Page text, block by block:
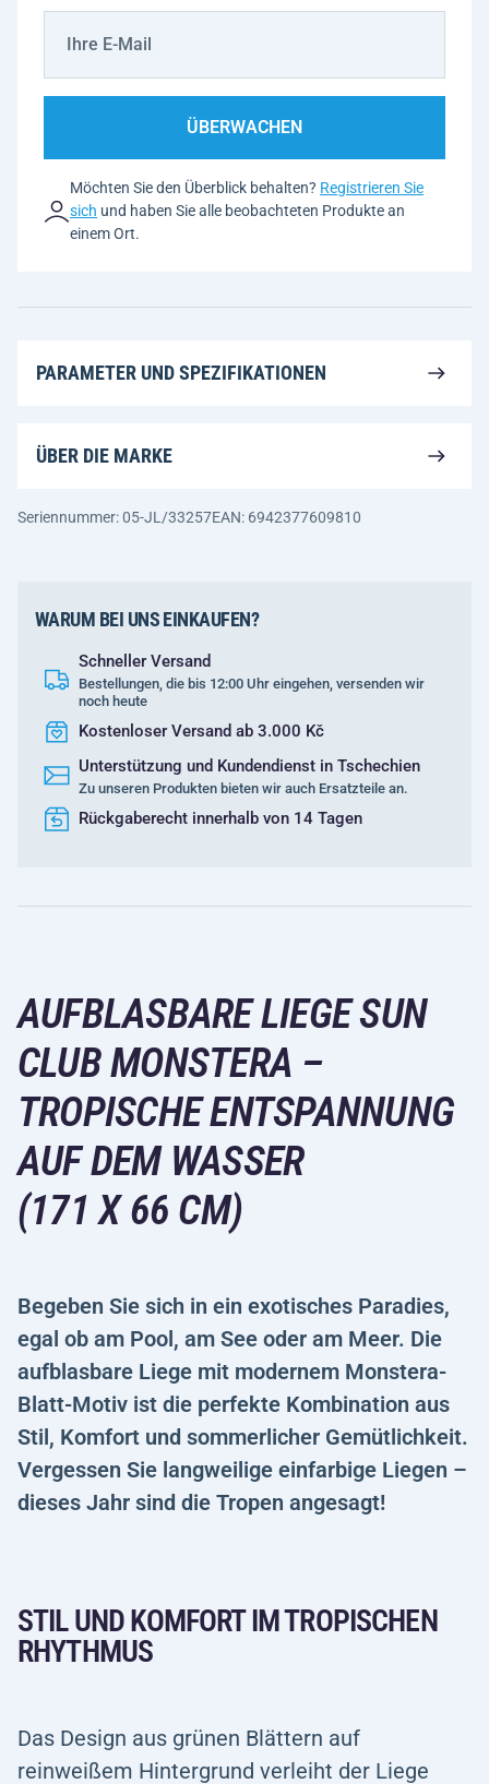
ÜBERWACHEN
Möchten Sie den Überblick behalten? Registrieren Sie
sich und haben Sie alle beobachteten Produkte an
einem Ort.
PARAMETER UND SPEZIFIKATIONEN
ÜBER DIE MARKE
Seriennummer: 05-JL/33257EAN: 6942377609810
WARUM BEI UNS EINKAUFEN?
Schneller Versand
Bestellungen, die bis 12:00 Uhr eingehen, versenden wir
noch heute
Kostenloser Versand ab 3.000 Kč
Unterstützung und Kundendienst in Tschechien
Zu unseren Produkten bieten wir auch Ersatzteile an.
Rückgaberecht innerhalb von 14 Tagen
AUFBLASBARE LIEGE SUN
CLUB MONSTERA –
TROPISCHE ENTSPANNUNG
AUF DEM WASSER
(171 X 66 CM)
Begeben Sie sich in ein exotisches Paradies,
egal ob am Pool, am See oder am Meer. Die
aufblasbare Liege mit modernem Monstera-
Blatt-Motiv ist die perfekte Kombination aus
Stil, Komfort und sommerlicher Gemütlichkeit.
Vergessen Sie langweilige einfarbige Liegen –
dieses Jahr sind die Tropen angesagt!
STIL UND KOMFORT IM TROPISCHEN
RHYTHMUS
Das Design aus grünen Blättern auf
reinweißem Hintergrund verleiht der Liege